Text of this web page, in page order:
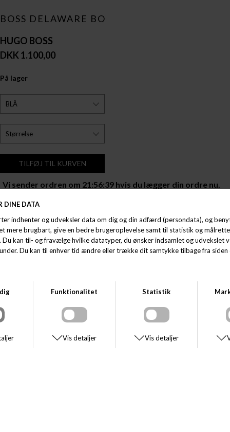
BOSS DELAWARE BO
HUGO BOSS
DKK 1.100,00
På lager
Vi sender ordren om 21:56:38 hvis du lægger din ordre nu.
Fri fragt ved køb over 499,- i DK
Afhent og returnér i butik.
Opdag den perfekte kombination af stil og komfort med Boss
klassisk blå farve passer de perfekt til enhver garderobe og kan let styles
til både hverdag og fest.
Med sit moderne snit og højkvalitetsmaterialer er disse jeans ikke kun
komfortable, men også slidstærke. Uanset om du skal på arbejde, ud med